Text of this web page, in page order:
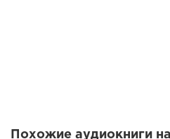
Похожие аудиокниги